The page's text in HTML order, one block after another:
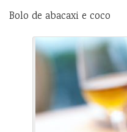
Bolo de abacaxi e coco